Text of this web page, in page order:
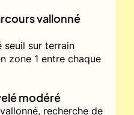
vallonné
seuil sur terrain
zone 1 entre chaque
modéré
recherche de